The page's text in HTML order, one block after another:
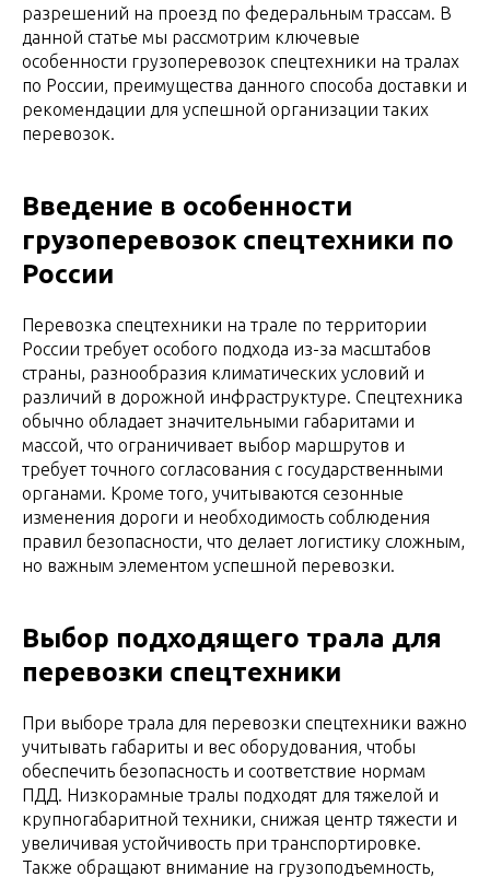
разрешений на проезд по федеральным трассам. В
данной статье мы рассмотрим ключевые
особенности грузоперевозок спецтехники на тралах
по России, преимущества данного способа доставки и
рекомендации для успешной организации таких
перевозок.
Введение в особенности
грузоперевозок спецтехники по
России
Перевозка спецтехники на трале по территории
России требует особого подхода из-за масштабов
страны, разнообразия климатических условий и
различий в дорожной инфраструктуре. Спецтехника
обычно обладает значительными габаритами и
массой, что ограничивает выбор маршрутов и
требует точного согласования с государственными
органами. Кроме того, учитываются сезонные
изменения дороги и необходимость соблюдения
правил безопасности, что делает логистику сложным,
но важным элементом успешной перевозки.
Выбор подходящего трала для
перевозки спецтехники
При выборе трала для перевозки спецтехники важно
учитывать габариты и вес оборудования, чтобы
обеспечить безопасность и соответствие нормам
ПДД. Низкорамные тралы подходят для тяжелой и
крупногабаритной техники, снижая центр тяжести и
увеличивая устойчивость при транспортировке.
Также обращают внимание на грузоподъемность,